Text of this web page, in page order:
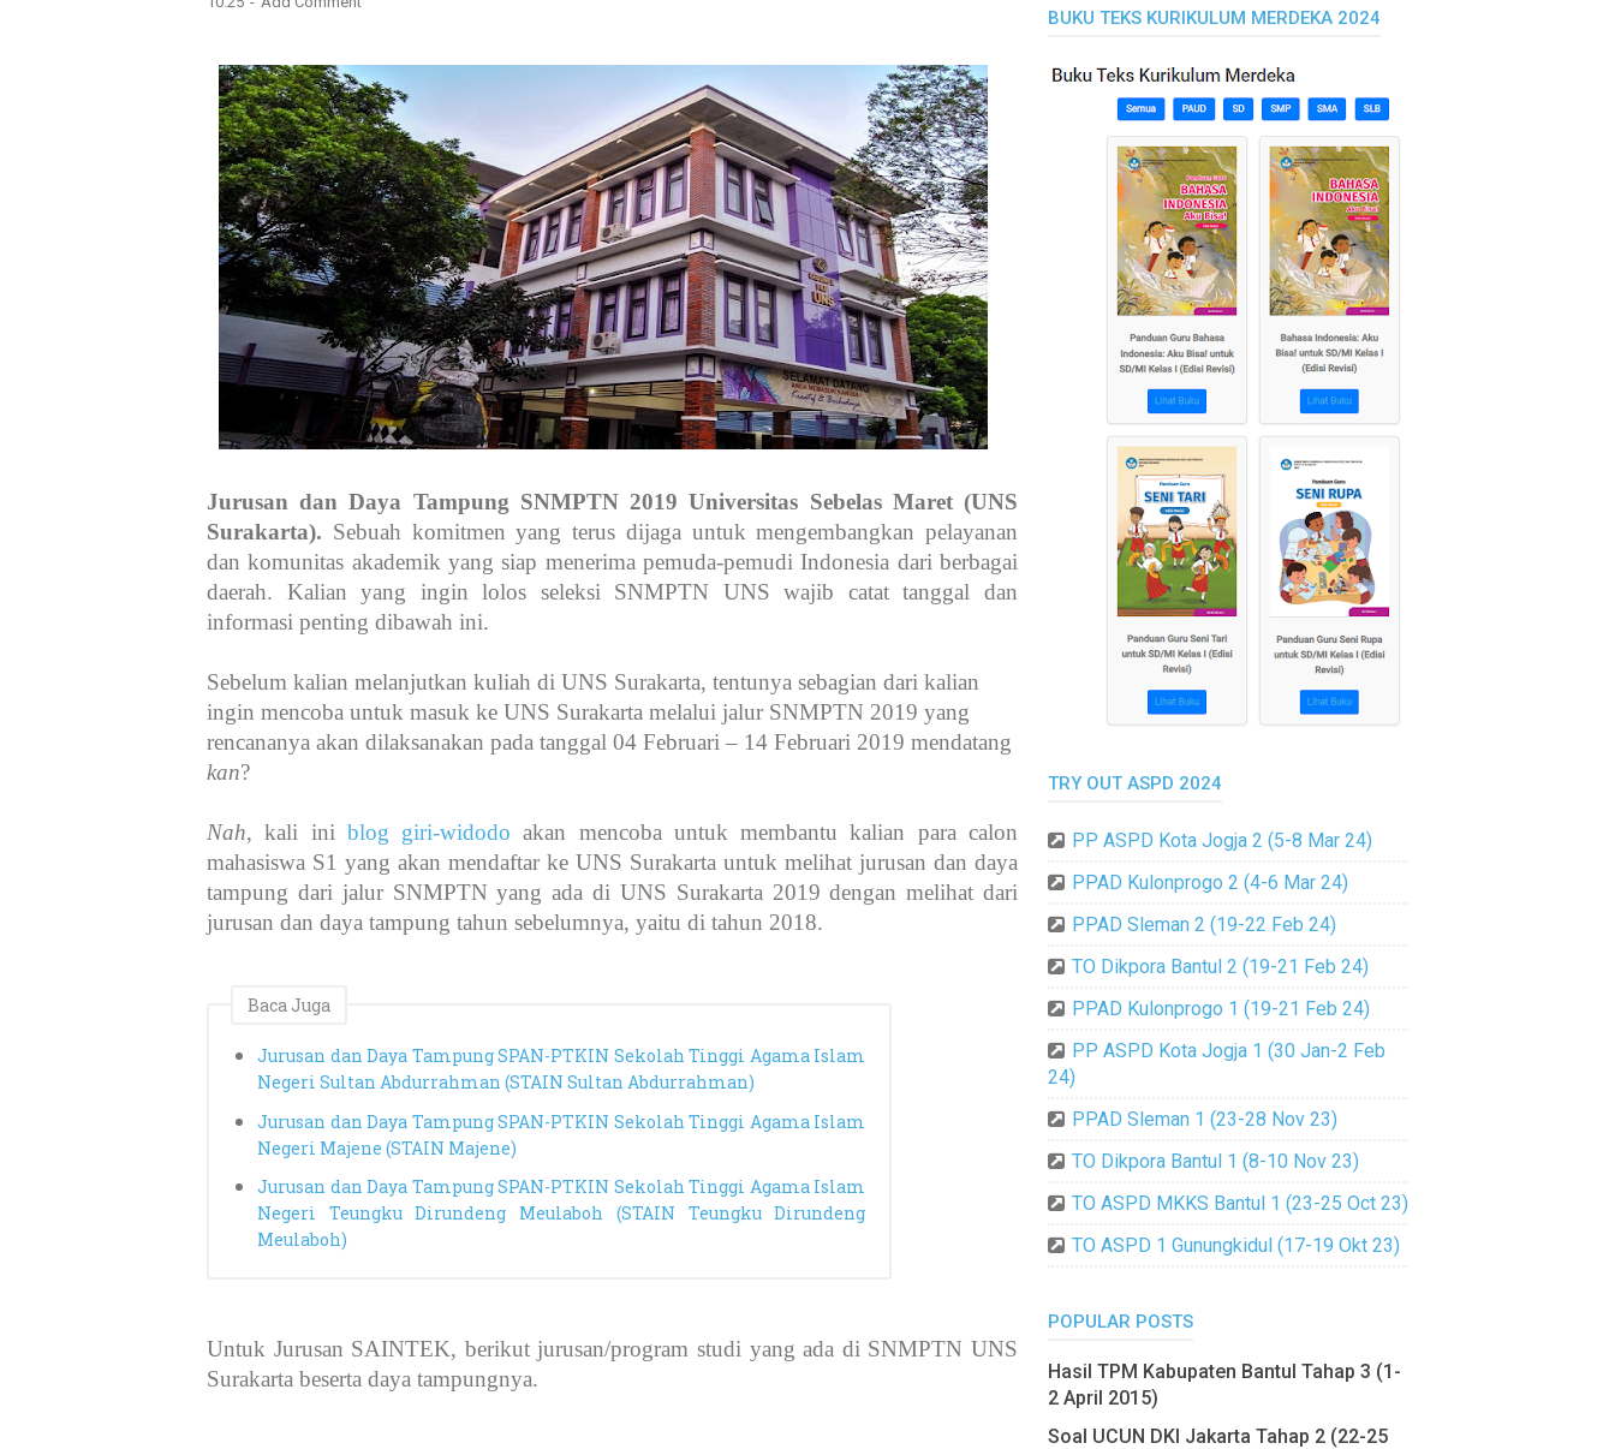
Jurusan dan Daya Tampung SNMPTN 2019 Universitas Sebelas Maret (UNS
Surakarta). Sebuah komitmen yang terus dijaga untuk mengembangkan pelayanan
dan komunitas akademik yang siap menerima pemuda-pemudi Indonesia dari berbagai
daerah. Kalian yang ingin lolos seleksi SNMPTN UNS wajib catat tanggal dan
informasi penting dibawah ini.
Sebelum kalian melanjutkan kuliah di UNS Surakarta, tentunya sebagian dari kalian
ingin mencoba untuk masuk ke UNS Surakarta melalui jalur SNMPTN 2019 yang
rencananya akan dilaksanakan pada tanggal 04 Februari – 14 Februari 2019 mendatang
kan?
Nah, kali ini blog giri-widodo akan mencoba untuk membantu kalian para calon
mahasiswa S1 yang akan mendaftar ke UNS Surakarta untuk melihat jurusan dan daya
tampung dari jalur SNMPTN yang ada di UNS Surakarta 2019 dengan melihat dari
jurusan dan daya tampung tahun sebelumnya, yaitu di tahun 2018.
Baca Juga
Jurusan dan Daya Tampung SPAN-PTKIN Sekolah Tinggi Agama Islam
Negeri Sultan Abdurrahman (STAIN Sultan Abdurrahman)
Jurusan dan Daya Tampung SPAN-PTKIN Sekolah Tinggi Agama Islam
Negeri Majene (STAIN Majene)
Jurusan dan Daya Tampung SPAN-PTKIN Sekolah Tinggi Agama Islam
Negeri Teungku Dirundeng Meulaboh (STAIN Teungku Dirundeng
Meulaboh)
Untuk Jurusan SAINTEK, berikut jurusan/program studi yang ada di SNMPTN UNS
Surakarta beserta daya tampungnya.
BUKU TEKS KURIKULUM MERDEKA 2024
TRY OUT ASPD 2024
PP ASPD Kota Jogja 2 (5-8 Mar 24)
PPAD Kulonprogo 2 (4-6 Mar 24)
PPAD Sleman 2 (19-22 Feb 24)
TO Dikpora Bantul 2 (19-21 Feb 24)
PPAD Kulonprogo 1 (19-21 Feb 24)
PP ASPD Kota Jogja 1 (30 Jan-2 Feb
24)
PPAD Sleman 1 (23-28 Nov 23)
TO Dikpora Bantul 1 (8-10 Nov 23)
TO ASPD MKKS Bantul 1 (23-25 Oct 23)
TO ASPD 1 Gunungkidul (17-19 Okt 23)
POPULAR POSTS
Hasil TPM Kabupaten Bantul Tahap 3 (1-
2 April 2015)
Soal UCUN DKI Jakarta Tahap 2 (22-25